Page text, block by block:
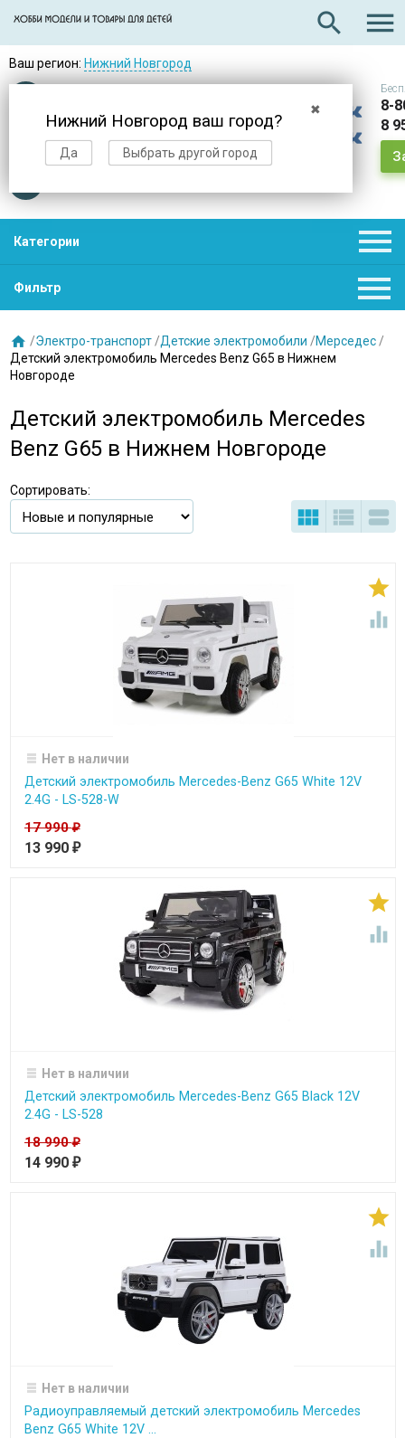
search 
Ваш регион: Нижний Новгород
✖
Нижний Новгород ваш город?
Да Выбрать другой город
Доставкав день заказа
8-
8
Категории 
Фильтр 
 /Электро-транспорт /Детские электромобили /Мерседес /
Детский электромобиль Mercedes Benz G65 в Нижнем
Новгороде
Детский электромобиль Mercedes
Benz G65 в Нижнем Новгороде
Сортировать:
  


Нет в наличии
Детский электромобиль Mercedes-Benz G65 White 12V
2.4G - LS-528-W
17 990₽
13 990 ₽


Нет в наличии
Детский электромобиль Mercedes-Benz G65 Black 12V
2.4G - LS-528
18 990₽
14 990 ₽


Нет в наличии
Радиоуправляемый детский электромобиль Mercedes
Benz G65 White 12V ...